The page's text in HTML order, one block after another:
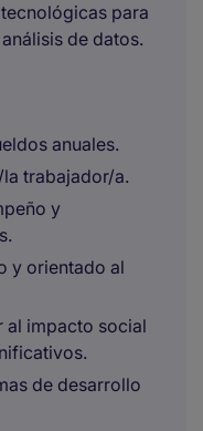
para
de datos.
anuales.
trabajador/a.
y
y orientado al
al impacto social
de desarrollo